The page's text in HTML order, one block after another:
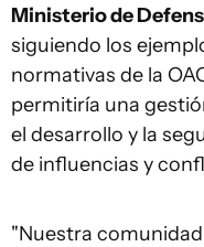
Ministerio de
siguiendo los
normativas de la
permitiría una
el desarrollo y la
de influencias y
"Nuestra